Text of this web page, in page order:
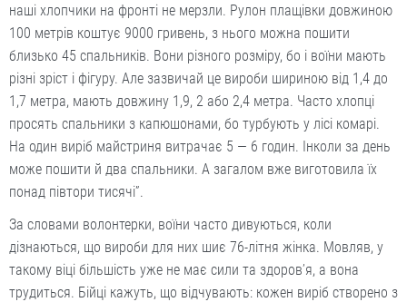
наші хлопчики на фронті не мерзли. Рулон плащівки довжиною
100 метрів коштує 9000 гривень, з нього можна пошити
близько 45 спальників. Вони різного розміру, бо і воїни мають
різні зріст і фігуру. Але зазвичай це вироби шириною від 1,4 до
1,7 метра, мають довжину 1,9, 2 або 2,4 метра. Часто хлопці
просять спальники з капюшонами, бо турбують у лісі комарі.
На один виріб майстриня витрачає 5 — 6 годин. Інколи за день
може пошити й два спальники. А загалом вже виготовила їх
понад півтори тисячі”.
За словами волонтерки, воїни часто дивуються, коли
дізнаються, що вироби для них шиє 76-літня жінка. Мовляв, у
такому віці більшість уже не має сили та здоров’я, а вона
трудиться. Бійці кажуть, що відчувають: кожен виріб створено з